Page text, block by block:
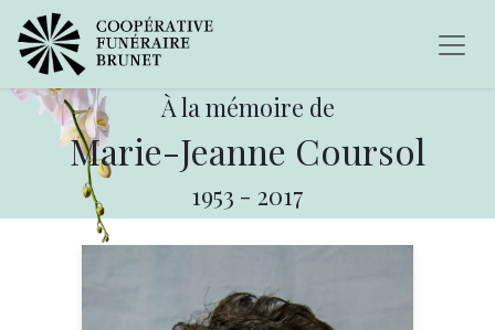
À la mémoire de
Marie-Jeanne Coursol
1953 - 2017